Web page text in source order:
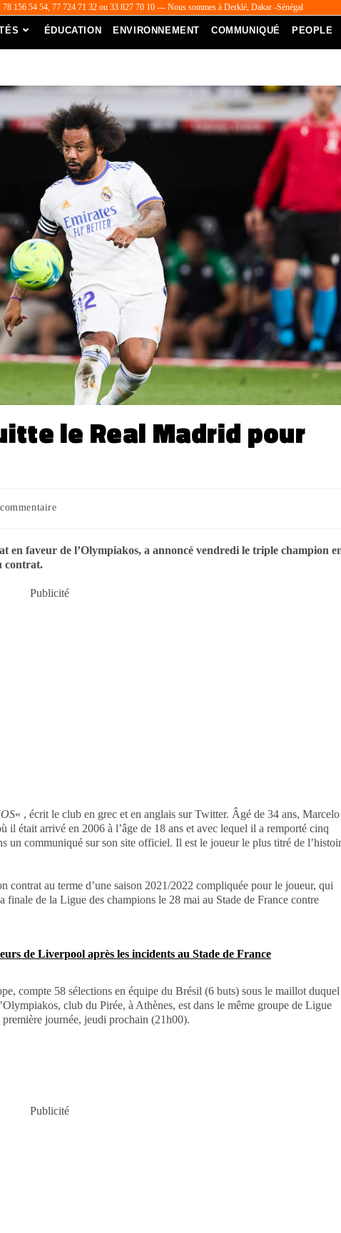
156 54 54, 77 724 71 32 ou 33 827 70 10 --- Nous sommes à Derklé, Dakar -Sénégal
ÉDUCATION ENVIRONNEMENT COMMUNIQUÉ PEOPLE
le Real Madrid pour
en faveur de l’Olympiakos, a annoncé vendredi le triple champion
contrat.
Publicité
« , écrit le club en grec et en anglais sur Twitter. Âgé de 34 ans, Marcelo
il était arrivé en 2006 à l’âge de 18 ans et avec lequel il a remporté cinq
un communiqué sur son site officiel. Il est le joueur le plus titré de
contrat au terme d’une saison 2021/2022 compliquée pour le joueur, qui
finale de la Ligue des champions le 28 mai au Stade de France contre
de Liverpool après les incidents au Stade de France
compte 58 sélections en équipe du Brésil (6 buts) sous le maillot
club du Pirée, à Athènes, est dans le même groupe de Ligue
journée, jeudi prochain (21h00).
Publicité